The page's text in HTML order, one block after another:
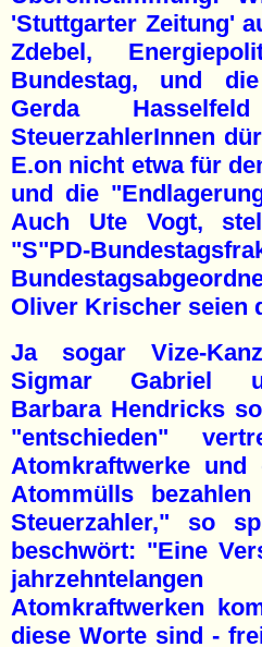
'Stuttgarter Zeitung'
Zdebel,
Bundestag, und die
Gerda
SteuerzahlerInnen
E.on nicht etwa für
und die
Auch Ute Vogt,
"S"PD-
Oliver Krischer seien
Ja sogar Vize-
Sigmar Gabriel
Barbara Hendricks
"entschieden"
Atomkraftwerke
Atommülls
Steuerzahler," so
beschwört: "Eine
Atomkraftwerken
diese Worte sind -